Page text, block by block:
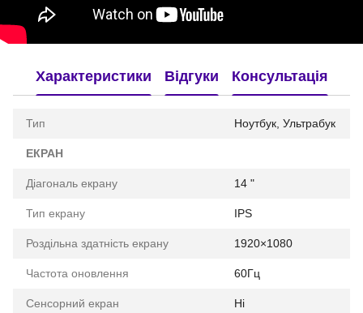
Характеристики Відгуки Консультація
Тип Ноутбук, Ультрабук
ЕКРАН
Діагональ екрану 14 "
Тип екрану IPS
Роздільна здатність екрану 1920×1080
Частота оновлення 60Гц
Сенсорний екран Ні